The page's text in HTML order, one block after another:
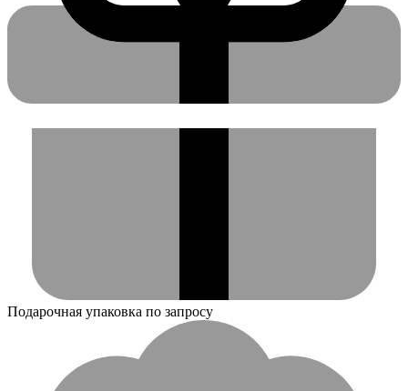
Подарочная упаковка по запросу